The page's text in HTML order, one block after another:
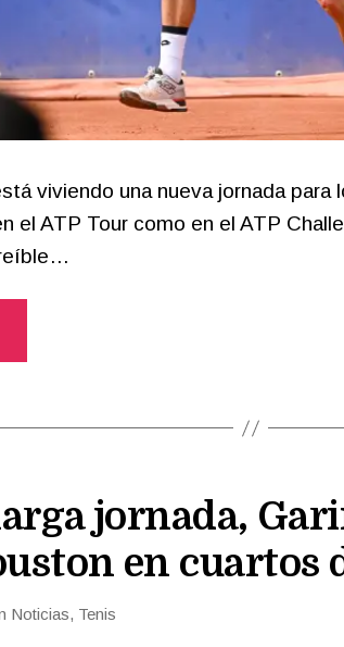
viviendo una nueva jornada para
el ATP Tour como en el ATP
jornada,
en cuartos
Noticias, Tenis